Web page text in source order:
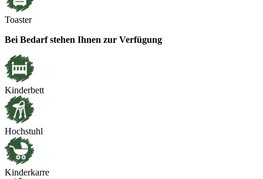
Toaster
Bei Bedarf stehen Ihnen zur Verfügung
Kinderbett
Hochstuhl
Kinderkarre